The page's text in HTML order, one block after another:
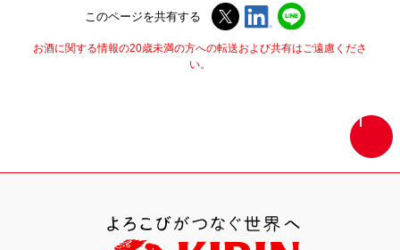
このページを共有する
お酒に関する情報の20歳未満の方への転送および共有はご遠慮くださ
い。
画
面
最
上